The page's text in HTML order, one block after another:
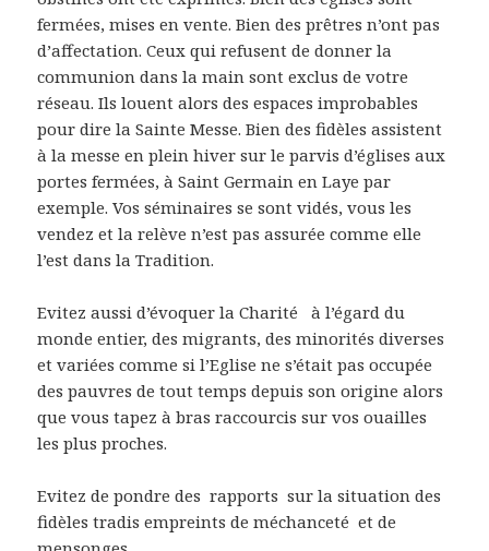
fermées, mises en vente. Bien des prêtres n’ont pas
d’affectation. Ceux qui refusent de donner la
communion dans la main sont exclus de votre
réseau. Ils louent alors des espaces improbables
pour dire la Sainte Messe. Bien des fidèles assistent
à la messe en plein hiver sur le parvis d’églises aux
portes fermées, à Saint Germain en Laye par
exemple. Vos séminaires se sont vidés, vous les
vendez et la relève n’est pas assurée comme elle
l’est dans la Tradition.
Evitez aussi d’évoquer la Charité à l’égard du
monde entier, des migrants, des minorités diverses
et variées comme si l’Eglise ne s’était pas occupée
des pauvres de tout temps depuis son origine alors
que vous tapez à bras raccourcis sur vos ouailles
les plus proches.
Evitez de pondre des rapports sur la situation des
fidèles tradis empreints de méchanceté et de